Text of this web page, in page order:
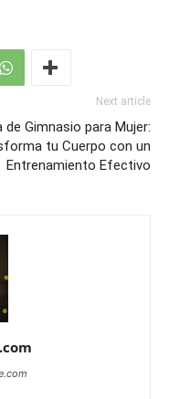
Next article
de Gimnasio para Mujer:
tu Cuerpo con un
Entrenamiento Efectivo